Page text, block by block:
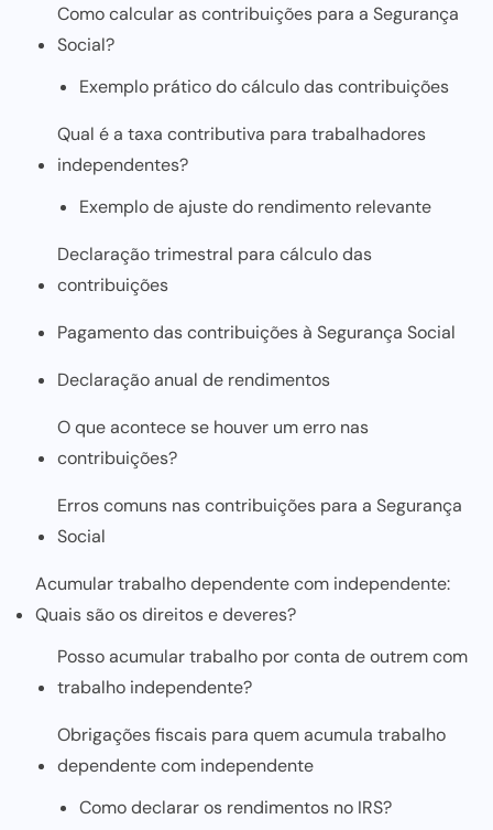
Como calcular as contribuições para a Segurança
Social?
Exemplo prático do cálculo das contribuições
Qual é a taxa contributiva para trabalhadores
independentes?
Exemplo de ajuste do rendimento relevante
Declaração trimestral para cálculo das
contribuições
Pagamento das contribuições à Segurança Social
Declaração anual de rendimentos
O que acontece se houver um erro nas
contribuições?
Erros comuns nas contribuições para a Segurança
Social
Acumular trabalho dependente com independente:
Quais são os direitos e deveres?
Posso acumular trabalho por conta de outrem com
trabalho independente?
Obrigações fiscais para quem acumula trabalho
dependente com independente
Como declarar os rendimentos no IRS?